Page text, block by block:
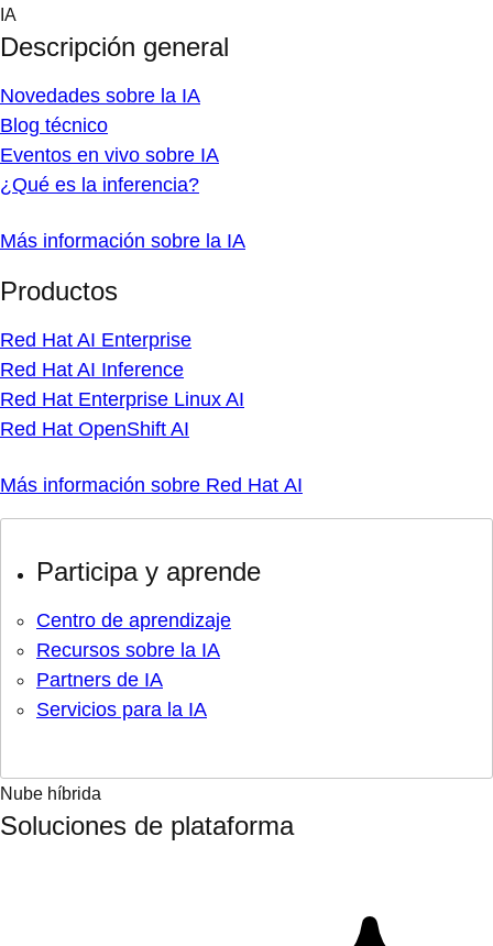
Skip
content
IA
Descripción general
Novedades sobre la IA
Blog técnico
Eventos en vivo sobre IA
¿Qué es la inferencia?
Más información sobre la IA
Productos
Red Hat AI Enterprise
Red Hat AI Inference
Red Hat Enterprise Linux AI
Red Hat OpenShift AI
Más información sobre Red Hat AI
Participa y aprende
Centro de aprendizaje
Recursos sobre la IA
Partners de IA
Servicios para la IA
Nube híbrida
Soluciones de plataforma